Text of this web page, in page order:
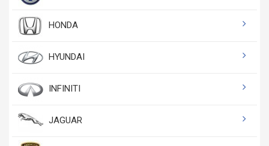
HONDA
HYUNDAI
INFINITI
JAGUAR